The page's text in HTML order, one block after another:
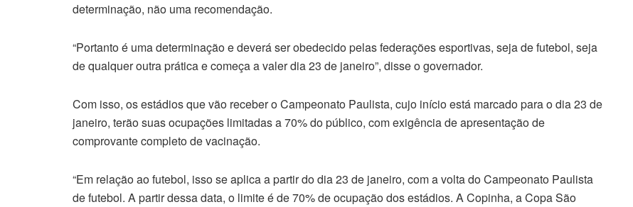
determinação, não uma recomendação.
“Portanto é uma determinação e deverá ser obedecido pelas federações esportivas, seja de futebol, seja
de qualquer outra prática e começa a valer dia 23 de janeiro”, disse o governador.
Com isso, os estádios que vão receber o Campeonato Paulista, cujo início está marcado para o dia 23 de
janeiro, terão suas ocupações limitadas a 70% do público, com exigência de apresentação de
comprovante completo de vacinação.
“Em relação ao futebol, isso se aplica a partir do dia 23 de janeiro, com a volta do Campeonato Paulista
de futebol. A partir dessa data, o limite é de 70% de ocupação dos estádios. A Copinha, a Copa São